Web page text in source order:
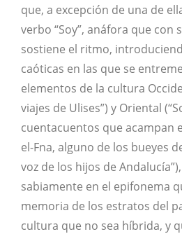
que, a excepción de una de
verbo “Soy”, anáfora que con
sostiene el ritmo,
caóticas en las que se
elementos de la cultura
viajes de Ulises”) y Oriental
cuentacuentos que acampan
el-Fna, alguno de los bueyes
voz de los hijos de
sabiamente en el epifonema
memoria de los estratos del
cultura que no sea híbrida, y